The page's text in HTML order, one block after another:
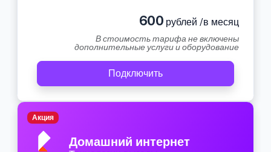
600 рублей /в месяц
В стоимость тарифа не включены
дополнительные услуги и оборудование
Подключить
Домашний интернет
Акция